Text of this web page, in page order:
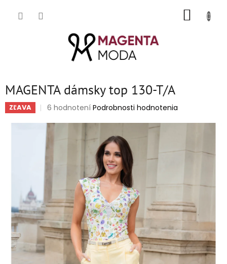
MAGENTA dámsky top 130-T/A
ZĽAVA
Priemerné
produktu
hviezdičiek.
6 hodnotení Podrobnosti hodnotenia